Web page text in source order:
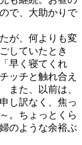
で、大助かりで
が、何よりも変
していたとき
早く寝てくれ
ッチと触れ合え
また、以前は、
し訳なく、焦っ
。ちょっとくら
のような余裕ぶ